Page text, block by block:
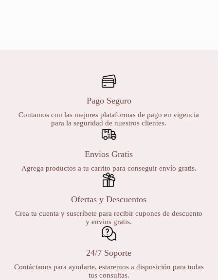
Pago Seguro
Contamos con las mejores plataformas de pago en vigencia
para la seguridad de nuestros clientes.
Envíos Gratis
Agrega productos a tu carrito para conseguir envío gratis.
Ofertas y Descuentos
Crea tu cuenta y suscríbete para recibir cupones de descuento
y envíos gratis.
24/7 Soporte
Contáctanos para ayudarte, estaremos a disposición para todas
tus consultas.